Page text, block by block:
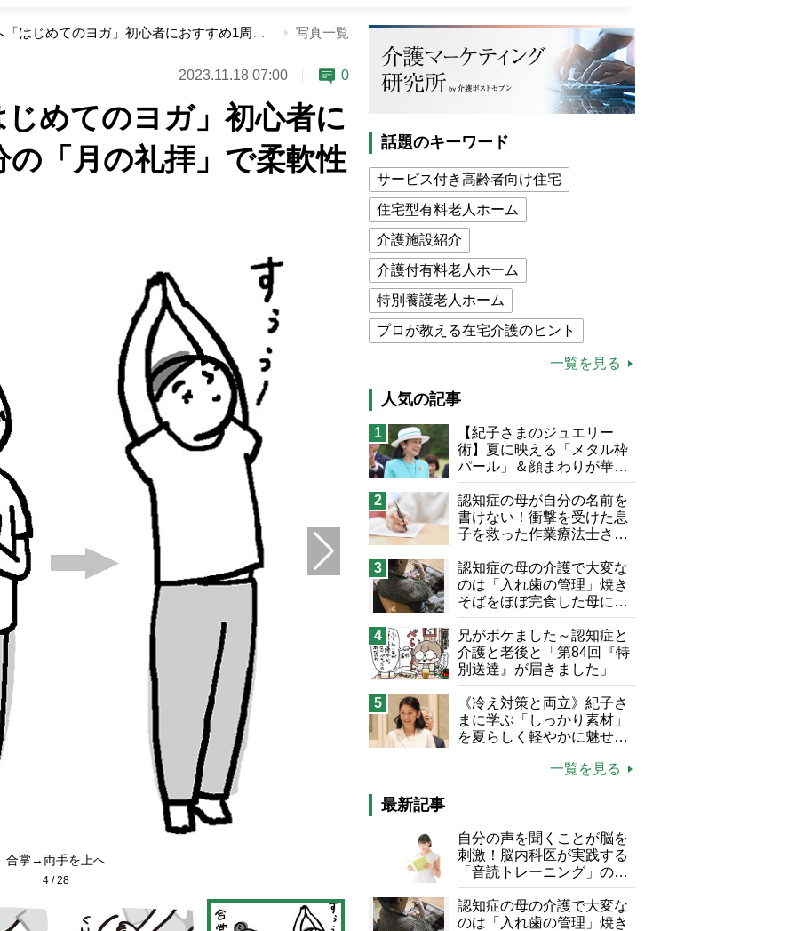
体が硬い人へ「はじめてのヨガ」初心者におすすめ1周約5分の「月の礼拝」で柔軟性アップ！ 写真一覧
2023.11.18 07:00 0
めてのヨガ」初心者に
「月の礼拝」で柔軟性
合掌→両手を上へ
4 /28
話題のキーワード
サービス付き高齢者向け住宅
住宅型有料老人ホーム
介護施設紹介
介護付有料老人ホーム
特別養護老人ホーム
プロが教える在宅介護のヒント
介護食
高木ブー
ケアマネジャー
猫が母になつきません
息子の遠距離介護サバイバル術
兄がボケました
便利なサービス
予防法
一覧を見る
人気の記事
1
【紀子さまのジュエリー
術】夏に映える「メタル枠
パール」＆顔まわりが華や
ぐ「揺れる一粒」の使い分
け方
2
認知症の母が自分の名前を
書けない！衝撃を受けた息
子を救った作業療法士さん
の言葉
3
認知症の母の介護で大変な
のは「入れ歯の管理」焼き
そばをほぼ完食した母に息
子が血の気が引いた理由
4
兄がボケました～認知症と
介護と老後と「第84回『特
別送達』が届きました」
5
《冷え対策と両立》紀子さ
まに学ぶ「しっかり素材」
を夏らしく軽やかに魅せる
一覧を見る
最新記事
自分の声を聞くことが脳を
刺激！脳内科医が実践する
「音読トレーニング」の極
意
認知症の母の介護で大変な
のは「入れ歯の管理」焼き